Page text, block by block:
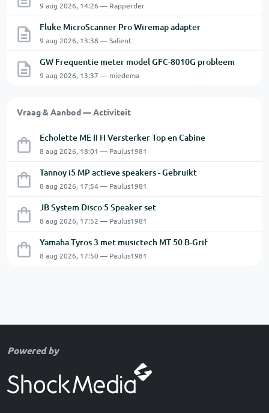
9 aug 2026, 14:26 — Rapperder
Fluke MicroScanner Pro Wiremap adapter
9 aug 2026, 13:38 — Salient
GW Frequentie meter model GFC-8010G probleem
9 aug 2026, 13:37 — miedema
Vraag & Aanbod — Activiteit
Echolette ME II H Versterker Top en Cabine
8 aug 2026, 18:01 — Paulus1981
Tannoy i5 MP actieve speakers - Gebruikt
8 aug 2026, 17:54 — Paulus1981
JB System Disco 5 Speaker set
8 aug 2026, 17:52 — Paulus1981
Yamaha Tyros 3 met musictech MT 50 B-Grif
8 aug 2026, 17:50 — Paulus1981
Powered by